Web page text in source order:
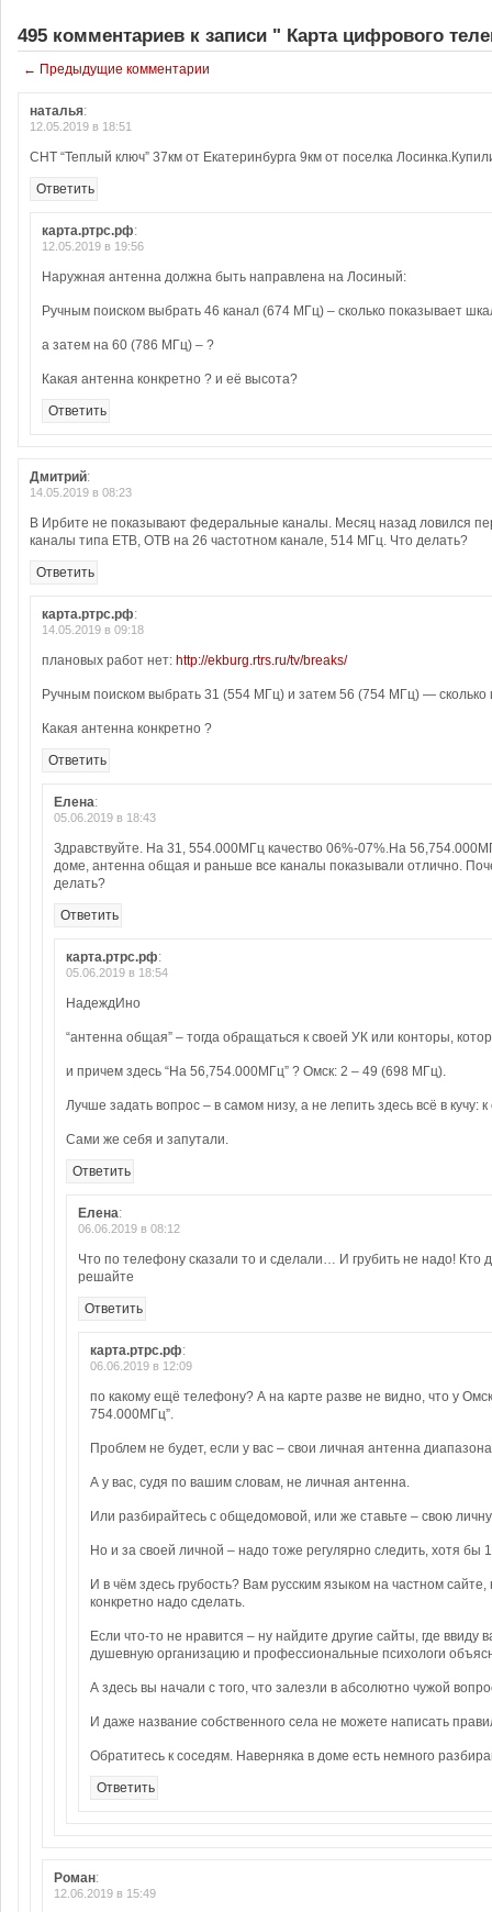
495 комментариев к записи " Карта цифрового
← Предыдущие комментарии
наталья:
12.05.2019 в 18:51
СНТ “Теплый ключ” 37км от Екатеринбурга 9км от поселка
Ответить
карта.ртрс.рф:
12.05.2019 в 19:56
Наружная антенна должна быть направлена на Лосиный:
Ручным поиском выбрать 46 канал (674 МГц) – сколько показывает
а затем на 60 (786 МГц) – ?
Какая антенна конкретно ? и её высота?
Ответить
Дмитрий:
14.05.2019 в 08:23
В Ирбите не показывают федеральные каналы. Месяц назад ловился
каналы типа ЕТВ, ОТВ на 26 частотном канале, 514 МГц. Что делать?
Ответить
карта.ртрс.рф:
14.05.2019 в 09:18
плановых работ нет: http://ekburg.rtrs.ru/tv/breaks/
Ручным поиском выбрать 31 (554 МГц) и затем 56 (754 МГц) — сколько
Какая антенна конкретно ?
Ответить
Елена:
05.06.2019 в 18:43
Здравствуйте. На 31, 554.000МГц качество 06%-07%.На
доме, антенна общая и раньше все каналы показывали отлично.
делать?
Ответить
карта.ртрс.рф:
05.06.2019 в 18:54
НадеждИно
“антенна общая” – тогда обращаться к своей УК или конторы,
и причем здесь “На 56,754.000МГц” ? Омск: 2 – 49 (698 МГц).
Лучше задать вопрос – в самом низу, а не лепить здесь всё в кучу:
Сами же себя и запутали.
Ответить
Елена:
06.06.2019 в 08:12
Что по телефону сказали то и сделали… И грубить не надо!
решайте
Ответить
карта.ртрс.рф:
06.06.2019 в 12:09
по какому ещё телефону? А на карте разве не видно, что у
754.000МГц”.
Проблем не будет, если у вас – свои личная антенна
А у вас, судя по вашим словам, не личная антенна.
Или разбирайтесь с общедомовой, или же ставьте – свою
Но и за своей личной – надо тоже регулярно следить, хотя бы
И в чём здесь грубость? Вам русским языком на частном
конкретно надо сделать.
Если что-то не нравится – ну найдите другие сайты, где
душевную организацию и профессиональные психологи
А здесь вы начали с того, что залезли в абсолютно чужой
И даже название собственного села не можете написать
Обратитесь к соседям. Наверняка в доме есть немного
Ответить
Роман:
12.06.2019 в 15:49